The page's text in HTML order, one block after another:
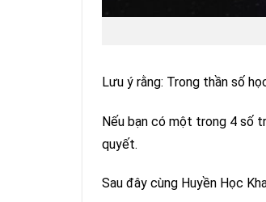
Lưu ý rằng: Trong thần số
Nếu bạn có một trong 4 số
quyết.
Sau đây cùng Huyền Học